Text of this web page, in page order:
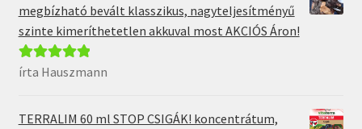
megbízható bevált klasszikus, nagyteljesítményű
szinte kimeríthetetlen akkuval most AKCIÓS Áron!
Értékelés:5/
írta Hauszmann
TERRALIM 60 ml STOP CSIGÁK! koncentrátum,